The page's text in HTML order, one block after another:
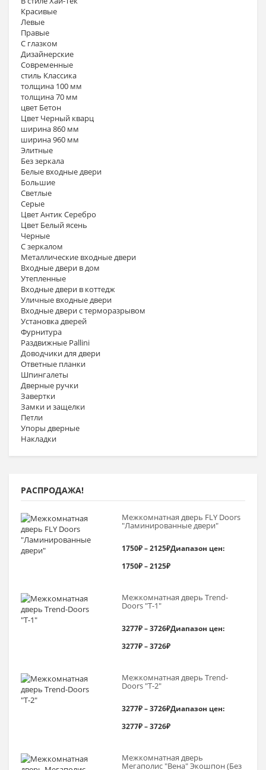
Красивые
Левые
Правые
С глазком
Дизайнерские
Современные
стиль Классика
толщина 100 мм
толщина 70 мм
цвет Бетон
Цвет Черный кварц
ширина 860 мм
ширина 960 мм
Элитные
Без зеркала
Белые входные двери
Большие
Светлые
Серые
Цвет Антик Серебро
Цвет Белый ясень
Черные
С зеркалом
Металлические входные двери
Входные двери в дом
Утепленные
Входные двери в коттедж
Уличные входные двери
Входные двери с терморазрывом
Установка дверей
Фурнитура
Раздвижные Pallini
Доводчики для двери
Ответные планки
Шпингалеты
Дверные ручки
Завертки
Замки и защелки
Петли
Упоры дверные
Накладки
РАСПРОДАЖА!
Межкомнатная дверь FLY Doors
"Ламинированные двери"
1750₽–2125₽Диапазон цен:
1750₽ – 2125₽
Межкомнатная дверь Trend-
Doоrs "Т-1"
3277₽–3726₽Диапазон цен:
3277₽ – 3726₽
Межкомнатная дверь Trend-
Doоrs "Т-2"
3277₽–3726₽Диапазон цен:
3277₽ – 3726₽
Межкомнатная дверь
Мегаполис "Вена" Экошпон (Без